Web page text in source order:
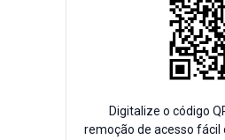
Digitalize o código
remoção de acesso fácil